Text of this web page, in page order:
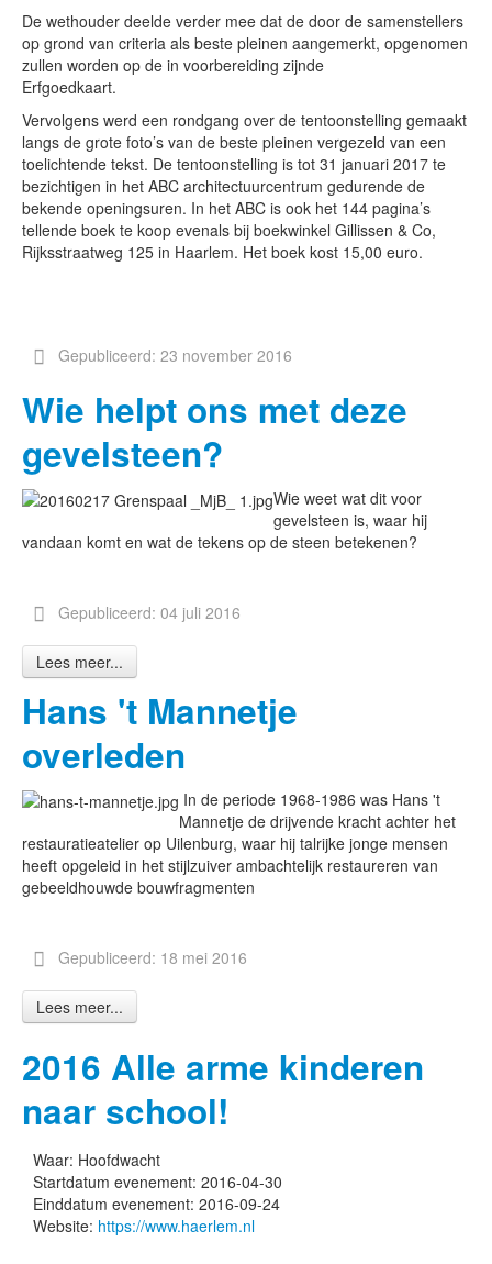
De wethouder deelde verder mee dat de door de samenstellers
op grond van criteria als beste pleinen aangemerkt, opgenomen
zullen worden op de in voorbereiding zijnde
Vervolgens werd een rondgang over de tentoonstelling gemaakt
langs de grote foto’s van de beste pleinen vergezeld van een
toelichtende tekst. De tentoonstelling is tot 31 januari 2017 te
bezichtigen in het ABC architectuurcentrum gedurende de
bekende openingsuren. In het ABC is ook het 144 pagina’s
tellende boek te koop evenals bij boekwinkel Gillissen & Co,
Rijksstraatweg 125 in Haarlem. Het boek kost 15,00 euro.
Gepubliceerd: 23 november 2016
Wie helpt ons met deze
gevelsteen?
Wie weet wat dit voor
gevelsteen is, waar hij
vandaan komt en wat de tekens op de steen betekenen?
Gepubliceerd: 04 juli 2016
Lees meer...
Hans 't Mannetje
overleden
In de periode 1968-1986 was Hans 't
Mannetje de drijvende kracht achter het
restauratieatelier op Uilenburg, waar hij talrijke jonge mensen
heeft opgeleid in het stijlzuiver ambachtelijk restaureren van
gebeeldhouwde bouwfragmenten
Gepubliceerd: 18 mei 2016
Lees meer...
2016 Alle arme kinderen
naar school!
Waar: Hoofdwacht
Startdatum evenement: 2016-04-30
Einddatum evenement: 2016-09-24
Website: https://www.haerlem.nl